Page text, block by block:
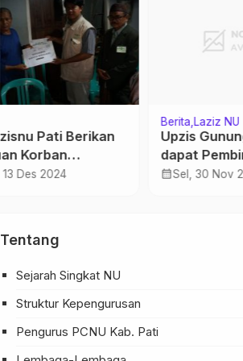
Menebar Dakwah Lewat
Kisah
calendar_monthSen, 20 Nov 2017
Berita
NU
calendar_month
Tentang
Sejarah Singkat NU
Struktur Kepengurusan
Pengurus PCNU Kab. Pati